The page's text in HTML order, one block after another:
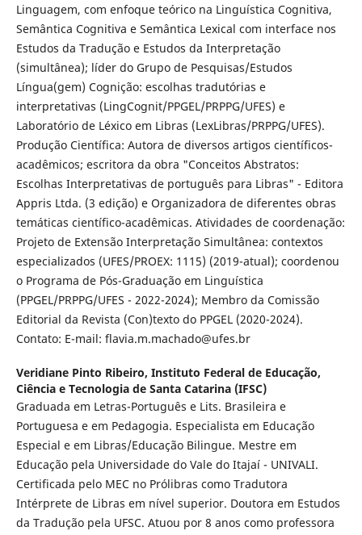
Linguagem, com enfoque teórico na Linguística Cognitiva,
Semântica Cognitiva e Semântica Lexical com interface nos
Estudos da Tradução e Estudos da Interpretação
(simultânea); líder do Grupo de Pesquisas/Estudos
Língua(gem) Cognição: escolhas tradutórias e
interpretativas (LingCognit/PPGEL/PRPPG/UFES) e
Laboratório de Léxico em Libras (LexLibras/PRPPG/UFES).
Produção Científica: Autora de diversos artigos científicos-
acadêmicos; escritora da obra "Conceitos Abstratos:
Escolhas Interpretativas de português para Libras" - Editora
Appris Ltda. (3 edição) e Organizadora de diferentes obras
temáticas científico-acadêmicas. Atividades de coordenação:
Projeto de Extensão Interpretação Simultânea: contextos
especializados (UFES/PROEX: 1115) (2019-atual); coordenou
o Programa de Pós-Graduação em Linguística
(PPGEL/PRPPG/UFES - 2022-2024); Membro da Comissão
Editorial da Revista (Con)texto do PPGEL (2020-2024).
Contato: E-mail: flavia.m.machado@ufes.br
Veridiane Pinto Ribeiro, Instituto Federal de Educação,
Ciência e Tecnologia de Santa Catarina (IFSC)
Graduada em Letras-Português e Lits. Brasileira e
Portuguesa e em Pedagogia. Especialista em Educação
Especial e em Libras/Educação Bilingue. Mestre em
Educação pela Universidade do Vale do Itajaí - UNIVALI.
Certificada pelo MEC no Prólibras como Tradutora
Intérprete de Libras em nível superior. Doutora em Estudos
da Tradução pela UFSC. Atuou por 8 anos como professora